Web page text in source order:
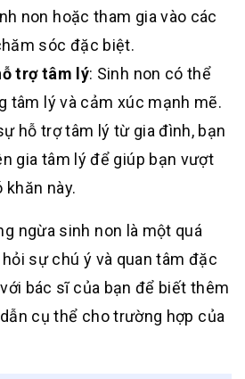
non hoặc tham gia vào các
sóc đặc biệt.
trợ tâm lý: Sinh non có thể
tâm lý và cảm xúc mạnh mẽ.
hỗ trợ tâm lý từ gia đình, bạn
gia tâm lý để giúp bạn vượt
khăn này.
ngừa sinh non là một quá
sự chú ý và quan tâm đặc
bác sĩ của bạn để biết thêm
cụ thể cho trường hợp của